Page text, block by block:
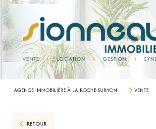
AGENCE IMMOBILIÈRE À LA ROCHE-SUR-YON VENTE
RETOUR